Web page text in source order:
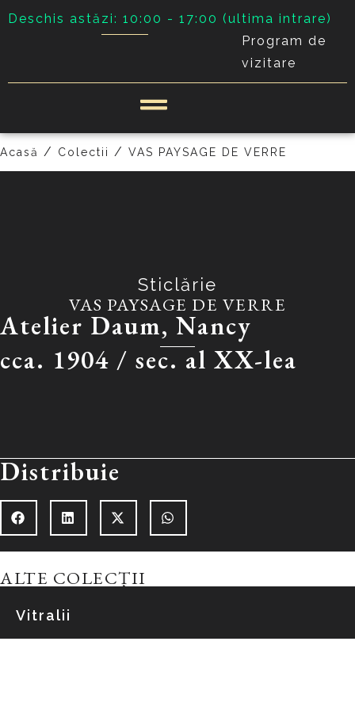
Deschis astăzi: 10:00 - 17:00 (ultima intrare)
Program de
vizitare
Acasă / Colectii / VAS PAYSAGE DE VERRE
Sticlărie
VAS PAYSAGE DE VERRE
Atelier Daum, Nancy
cca. 1904 / sec. al XX-lea
Distribuie
ALTE COLECȚII
Vitralii
PRECEDENT URMĂTOR